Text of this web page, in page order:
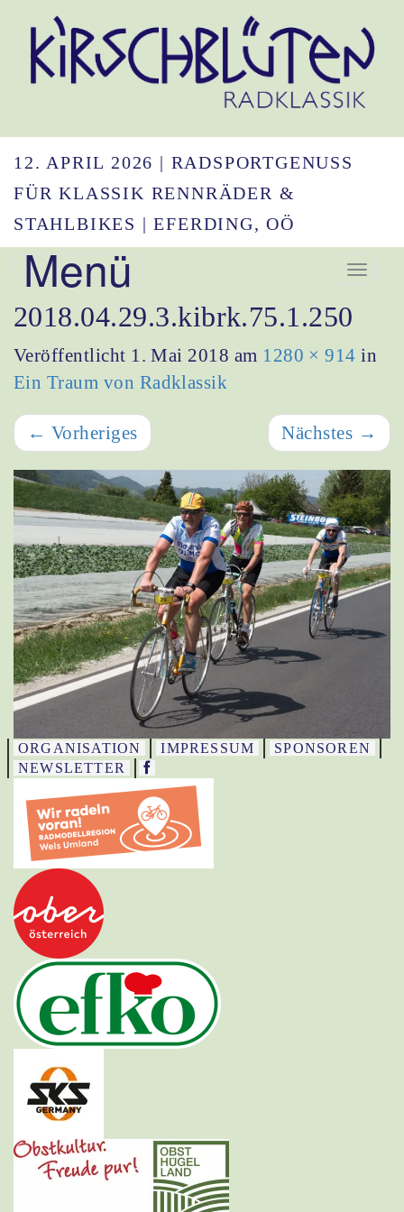
12. APRIL 2026 | RADSPORTGENUSS
FÜR KLASSIK RENNRÄDER &
STAHLBIKES | EFERDING, OÖ
Menü Navigation
2018.04.29.3.kibrk.75.1.250
Veröffentlicht 1. Mai 2018 am 1280 × 914 in
Ein Traum von Radklassik
← Vorheriges Nächstes →
ORGANISATION IMPRESSUM
SPONSOREN
NEWSLETTER